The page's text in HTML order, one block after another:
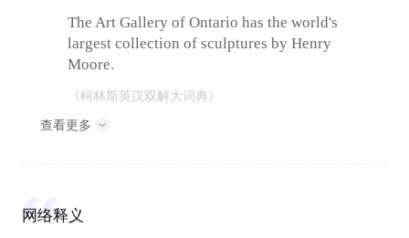
The Art Gallery of Ontario has the world's
largest collection of sculptures by Henry
Moore.
《柯林斯英汉双解大词典》
查看更多
网络释义